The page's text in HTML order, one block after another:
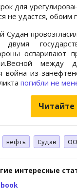
для
не удастся, обоим
оспаривают
война из-
погибли не
Читайте
нефть Судан
интересные